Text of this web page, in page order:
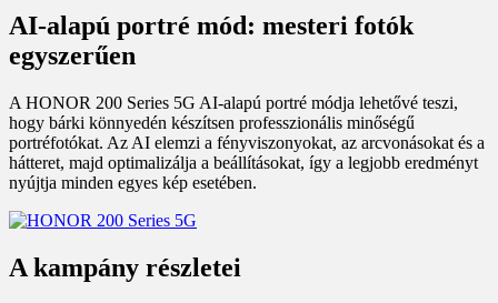
AI-alapú portré mód: mesteri fotók
egyszerűen
A HONOR 200 Series 5G AI-alapú portré módja lehetővé teszi,
hogy bárki könnyedén készítsen professzionális minőségű
portréfotókat. Az AI elemzi a fényviszonyokat, az arcvonásokat és a
hátteret, majd optimalizálja a beállításokat, így a legjobb eredményt
nyújtja minden egyes kép esetében.
A kampány részletei